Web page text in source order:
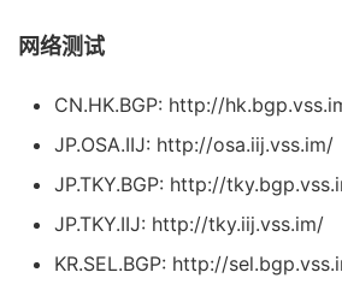
网络测试
CN.HK.BGP: http://
JP.OSA.IIJ: http://osa.iij.vss.im/
JP.TKY.BGP: http://
JP.TKY.IIJ: http://tky.iij.vss.im/
KR.SEL.BGP: http://